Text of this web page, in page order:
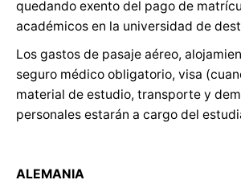
quedando exento del pago de
académicos en la universidad de
Los gastos de pasaje aéreo,
seguro médico obligatorio, visa
material de estudio, transporte y
personales estarán a cargo del
ALEMANIA